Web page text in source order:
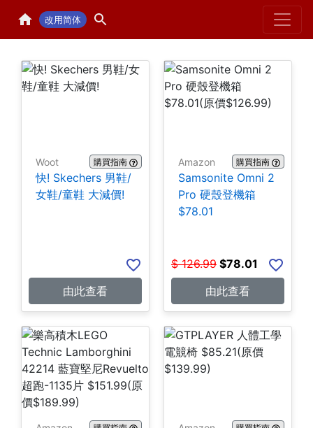
改用简体 Home
Woot 購買指南
快! Skechers 男鞋/
女鞋/童鞋 大減價!
由此查看
Amazon 購買指南
Samsonite Omni 2
Pro 硬殼登機箱
$78.01
$ 126.99 $78.01
由此查看